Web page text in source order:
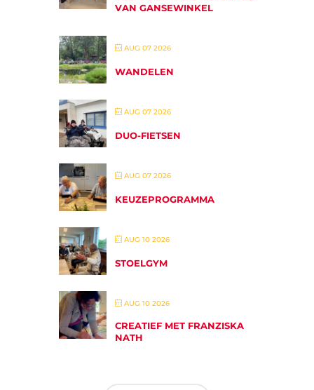
VAN GANSEWINKEL
AUG 07 2026
WANDELEN
AUG 07 2026
DUO-FIETSEN
AUG 07 2026
KEUZEPROGRAMMA
AUG 10 2026
STOELGYM
AUG 10 2026
CREATIEF MET FRANZISKA
NATH